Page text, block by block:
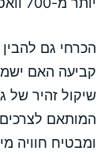
הכרחי גם
קביעה האם
שיקול זהיר של
המותאם
ומבטיח חוויה